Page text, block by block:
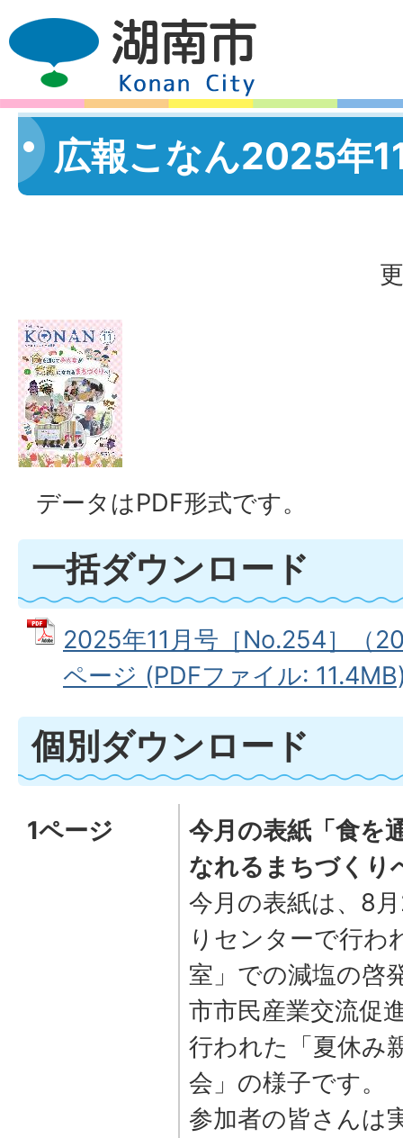
広報こなん2025年
データはPDF形式です。
一括ダウンロード
2025年11月号［No.254］（
ページ (PDFファイル:
個別ダウンロード
1ページ
今月の表紙「食を
なれるまちづくり
今月の表紙は、8
りセンターで行わ
室」での減塩の啓
市市民産業交流促
行われた「夏休み
会」の様子です。
参加者の皆さんは